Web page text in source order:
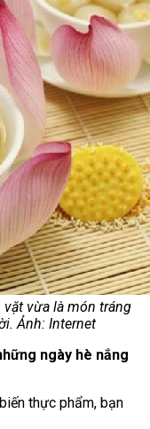
vặt vừa là món tráng
Ảnh: Internet
ngày hè nắng
thực phẩm, bạn